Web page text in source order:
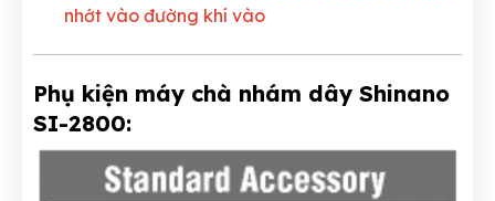
nhớt vào đường khí vào
Phụ kiện máy chà nhám dây Shinano
SI-2800: